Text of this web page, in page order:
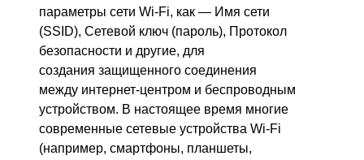
параметры сети Wi-Fi, как — Имя сети
(SSID), Сетевой ключ (пароль), Протокол
безопасности и другие, для
создания защищенного соединения
между интернет-центром и беспроводным
устройством. В настоящее время многие
современные сетевые устройства Wi-Fi
(например, смартфоны, планшеты,